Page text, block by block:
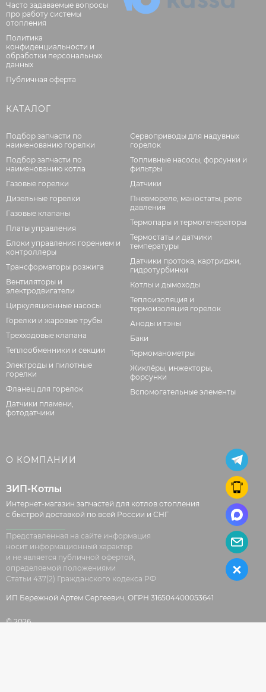
Часто задаваемые вопросы
про работу системы
отопления
Политика
конфиденциальности и
обработки персональных
данных
Публичная оферта
КАТАЛОГ
Подбор запчасти по
наименованию горелки
Подбор запчасти по
наименованию котла
Газовые горелки
Дизельные горелки
Газовые клапаны
Платы управления
Блоки управления горением и
контроллеры
Трансформаторы розжига
Вентиляторы и
электродвигатели
Циркуляционные насосы
Горелки и жаровые трубы
Трехходовые клапана
Теплообменники и секции
Электроды и пилотные
горелки
Фланец для горелок
Датчики пламени,
фотодатчики
Сервоприводы для надувных
горелок
Топливные насосы, форсунки и
фильтры
Датчики
Пневмореле, маностаты, реле
давления
Термопары и термогенераторы
Термостаты и датчики
температуры
Датчики протока, картриджи,
гидротурбинки
Котлы и дымоходы
Теплоизоляция и
термоизоляция горелок
Аноды и тэны
Баки
Термоманометры
Жиклёры, инжекторы,
форсунки
Вспомогательные элементы
О КОМПАНИИ
ЗИП-Котлы
Интернет-магазин запчастей для котлов отопления
с быстрой доставкой по всей России и СНГ
Представленная на сайте информация
носит информационный характер
и не является публичной офертой,
определяемой положениями
Статьи 437(2) Гражданского кодекса РФ
ИП Бережной Артем Сергеевич, ОГРН 316504400053641
© 2026